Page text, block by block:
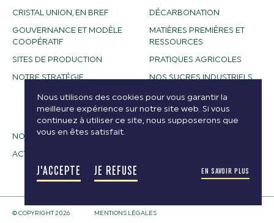
CRISTAL UNION, EN BREF
GOUVERNANCE ET MODÈLE
COOPÉRATIF
SITES DE PRODUCTION
NOTRE STRATÉGIE
DÉCARBONATION
MATIÈRES PREMIÈRES ET
RESSOURCES
PRATIQUES AGRICOLES
NOS SUCRES INDUSTRIELS
NOS ALCOOLS
BIOETHANOL
NOS MÉTIERS
ACTUALITÉS
© COPYRIGHT 2026 MENTIONS LÉGALES
Nous utilisons des cookies pour vous garantir la
meilleure expérience sur notre site web. Si vous
continuez à utiliser ce site, nous supposerons que
vous en êtes satisfait.
J'ACCEPTE JE REFUSE EN SAVOIR PLUS